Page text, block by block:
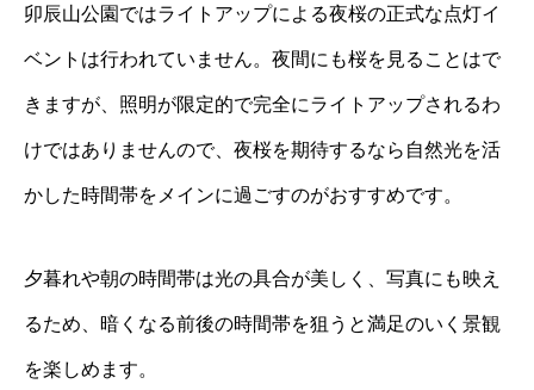
卯辰山公園ではライトアップによる夜桜の正式な点灯イ
ベントは行われていません。夜間にも桜を見ることはで
きますが、照明が限定的で完全にライトアップされるわ
けではありませんので、夜桜を期待するなら自然光を活
かした時間帯をメインに過ごすのがおすすめです。
夕暮れや朝の時間帯は光の具合が美しく、写真にも映え
るため、暗くなる前後の時間帯を狙うと満足のいく景観
を楽しめます。